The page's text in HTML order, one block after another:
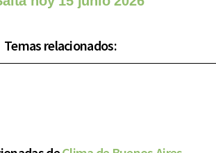
Temas relacionados: